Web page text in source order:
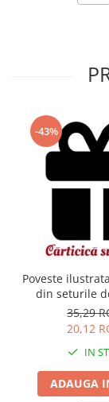
-43%
Poveste
din seturile
35,29
20,12
IN
ADAUGA